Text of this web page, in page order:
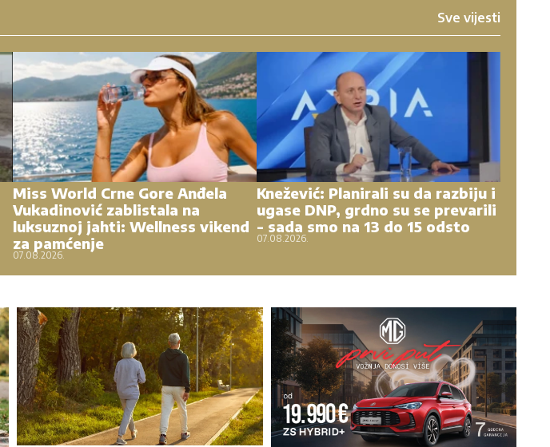
Sve vijesti
Miss World Crne Gore Anđela
Vukadinović zablistala na
luksuznoj jahti: Wellness vikend
za pamćenje
07.08.2026.
Knežević: Planirali su da razbiju i
ugase DNP, grdno su se prevarili
- sada smo na 13 do 15 odsto
07.08.2026.